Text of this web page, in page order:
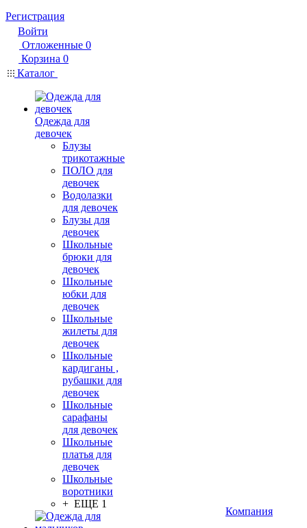
Регистрация
Войти
Отложенные 0
Корзина 0
Каталог
Одежда для
девочек
Блузы
трикотажные
ПОЛО для
девочек
Водолазки
для девочек
Блузы для
девочек
Школьные
брюки для
девочек
Школьные
юбки для
девочек
Школьные
жилеты для
девочек
Школьные
кардиганы ,
рубашки для
девочек
Школьные
сарафаны
для девочек
Школьные
платья для
девочек
Школьные
воротники
+ ЕЩЕ 1
Компания